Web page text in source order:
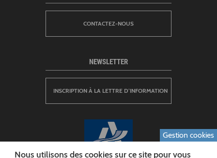
CONTACTEZ-NOUS
NEWSLETTER
INSCRIPTION À LA LETTRE D’INFORMATION
Gestion cookies
Nous utilisons des cookies sur ce site pour vous